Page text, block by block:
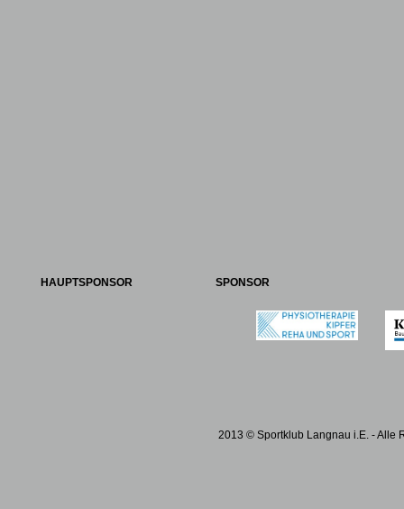
HAUPTSPONSOR SPONSOR
2013 © Sportklub Langnau i.E. - Alle